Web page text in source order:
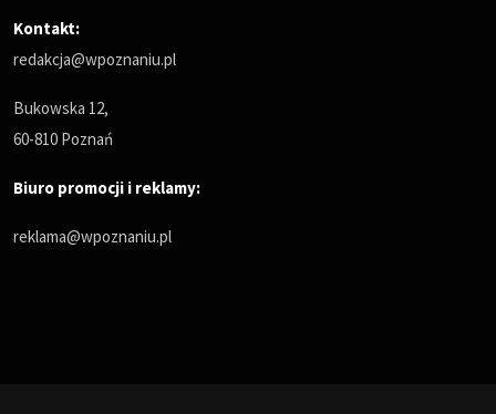
Kontakt:
redakcja@wpoznaniu.pl
Bukowska 12,
60-810 Poznań
Biuro promocji i reklamy:
reklama@wpoznaniu.pl